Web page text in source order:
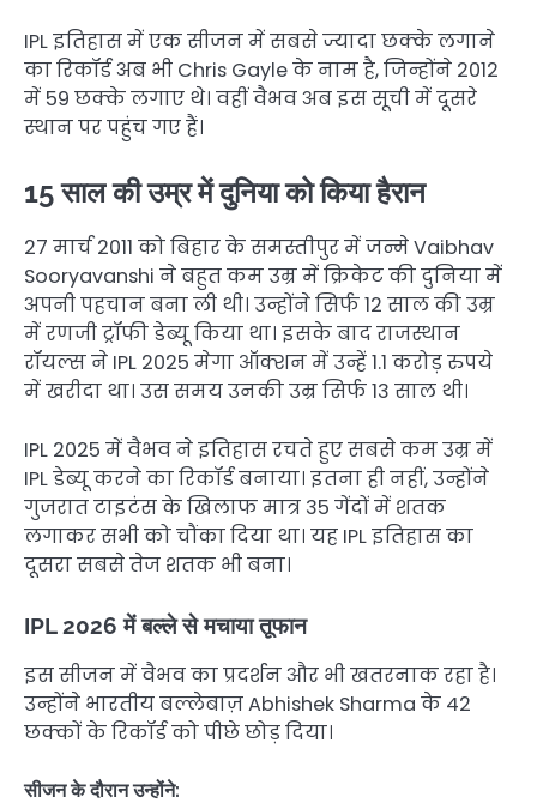
IPL इतिहास में एक सीजन में सबसे ज्यादा छक्के लगाने
का रिकॉर्ड अब भी Chris Gayle के नाम है, जिन्होंने 2012
में 59 छक्के लगाए थे। वहीं वैभव अब इस सूची में दूसरे
स्थान पर पहुंच गए हैं।
15 साल की उम्र में दुनिया को किया हैरान
27 मार्च 2011 को बिहार के समस्तीपुर में जन्मे Vaibhav
Sooryavanshi ने बहुत कम उम्र में क्रिकेट की दुनिया में
अपनी पहचान बना ली थी। उन्होंने सिर्फ 12 साल की उम्र
में रणजी ट्रॉफी डेब्यू किया था। इसके बाद राजस्थान
रॉयल्स ने IPL 2025 मेगा ऑक्शन में उन्हें 1.1 करोड़ रुपये
में खरीदा था। उस समय उनकी उम्र सिर्फ 13 साल थी।
IPL 2025 में वैभव ने इतिहास रचते हुए सबसे कम उम्र में
IPL डेब्यू करने का रिकॉर्ड बनाया। इतना ही नहीं, उन्होंने
गुजरात टाइटंस के खिलाफ मात्र 35 गेंदों में शतक
लगाकर सभी को चौंका दिया था। यह IPL इतिहास का
दूसरा सबसे तेज शतक भी बना।
IPL 2026 में बल्ले से मचाया तूफान
इस सीजन में वैभव का प्रदर्शन और भी खतरनाक रहा है।
उन्होंने भारतीय बल्लेबाज़ Abhishek Sharma के 42
छक्कों के रिकॉर्ड को पीछे छोड़ दिया।
सीजन के दौरान उन्होंने: